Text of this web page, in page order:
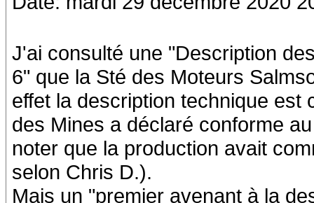
J'ai consulté une "Description
6" que la Sté des Moteurs
effet la description technique est
des Mines a déclaré conforme
noter que la production avait
selon Chris D.).
Mais un "premier avenant à la